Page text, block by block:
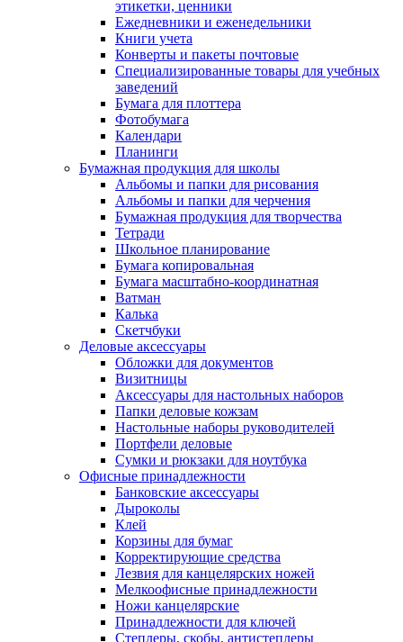
этикетки, ценники
Ежедневники и еженедельники
Книги учета
Конверты и пакеты почтовые
Специализированные товары для учебных
заведений
Бумага для плоттера
Фотобумага
Календари
Планинги
Бумажная продукция для школы
Альбомы и папки для рисования
Альбомы и папки для черчения
Бумажная продукция для творчества
Тетради
Школьное планирование
Бумага копировальная
Бумага масштабно-координатная
Ватман
Калька
Скетчбуки
Деловые аксессуары
Обложки для документов
Визитницы
Аксессуары для настольных наборов
Папки деловые кожзам
Настольные наборы руководителей
Портфели деловые
Сумки и рюкзаки для ноутбука
Офисные принадлежности
Банковские аксессуары
Дыроколы
Клей
Корзины для бумаг
Корректирующие средства
Лезвия для канцелярских ножей
Мелкоофисные принадлежности
Ножи канцелярские
Принадлежности для ключей
Степлеры, скобы, антистеплеры